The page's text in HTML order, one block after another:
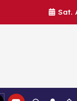
Sat.